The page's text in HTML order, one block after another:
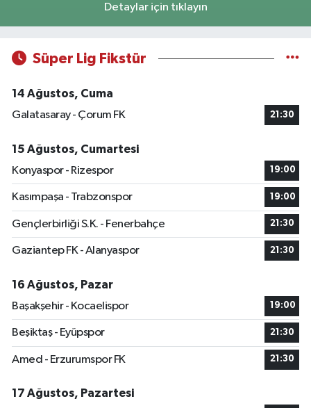
Detaylar için tıklayın
Süper Lig Fikstür
14 Ağustos, Cuma
Galatasaray - Çorum FK
21:30
15 Ağustos, Cumartesi
Konyaspor - Rizespor
19:00
Kasımpaşa - Trabzonspor 19:00
Gençlerbirliği S.K. - Fenerbahçe 21:30
Gaziantep FK - Alanyaspor 21:30
16 Ağustos, Pazar
Başakşehir - Kocaelispor
19:00
Beşiktaş - Eyüpspor 21:30
Amed - Erzurumspor FK 21:30
17 Ağustos, Pazartesi